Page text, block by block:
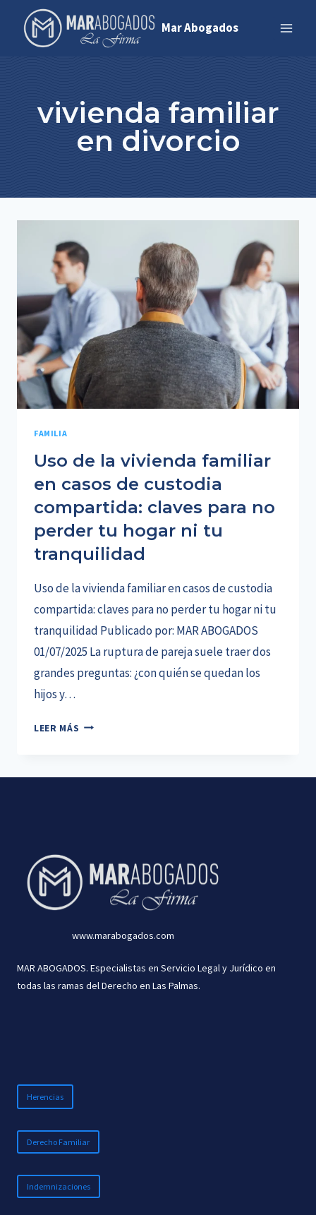
contenido
Mar Abogados
vivienda familiar
en divorcio
FAMILIA
Uso de la vivienda familiar
en casos de custodia
compartida: claves para no
perder tu hogar ni tu
tranquilidad
Uso de la vivienda familiar en casos de custodia
compartida: claves para no perder tu hogar ni tu
tranquilidad Publicado por: MAR ABOGADOS
01/07/2025 La ruptura de pareja suele traer dos
grandes preguntas: ¿con quién se quedan los
hijos y…
LEER MÁS USO
VIVIENDA
COMPARTIDA:
CLAVES
www.marabogados.com
MAR ABOGADOS. Especialistas en Servicio Legal y Jurídico en
todas las ramas del Derecho en Las Palmas.
Herencias
Derecho Familiar
Indemnizaciones